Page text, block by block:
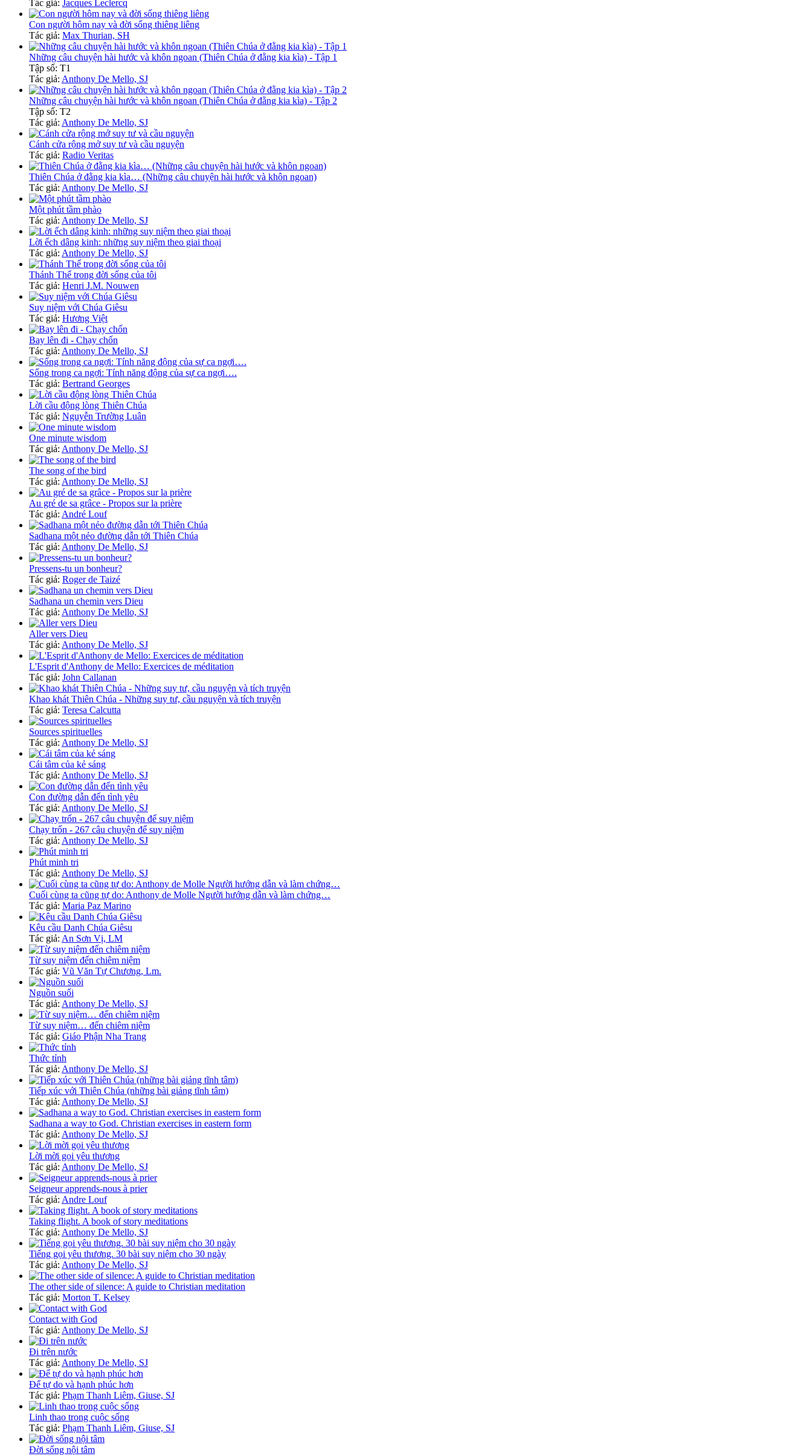
Tác giả: Jacques Leclercq
Con người hôm nay và đời sống thiêng liêng
Tác giả: Max Thurian, SH
Những câu chuyện hài hước và khôn ngoan (Thiên Chúa ở đằng kia kìa) - Tập 1
Tập số: T1
Tác giả: Anthony De Mello, SJ
Những câu chuyện hài hước và khôn ngoan (Thiên Chúa ở đằng kia kìa) - Tập 2
Tập số: T2
Tác giả: Anthony De Mello, SJ
Cánh cửa rộng mở suy tư và cầu nguyện
Tác giả: Radio Veritas
Thiên Chúa ở đằng kia kìa… (Những câu chuyện hài hước và khôn ngoan)
Tác giả: Anthony De Mello, SJ
Một phút tầm phào
Tác giả: Anthony De Mello, SJ
Lời ếch dâng kinh: những suy niệm theo giai thoại
Tác giả: Anthony De Mello, SJ
Thánh Thể trong đời sống của tôi
Tác giả: Henri J.M. Nouwen
Suy niệm với Chúa Giêsu
Tác giả: Hương Việt
Bay lên đi - Chạy chốn
Tác giả: Anthony De Mello, SJ
Sống trong ca ngợi: Tính năng động của sự ca ngợi….
Tác giả: Bertrand Georges
Lời cầu động lòng Thiên Chúa
Tác giả: Nguyễn Trường Luân
One minute wisdom
Tác giả: Anthony De Mello, SJ
The song of the bird
Tác giả: Anthony De Mello, SJ
Au gré de sa grâce - Propos sur la prière
Tác giả: André Louf
Sadhana một nẻo đường dẫn tới Thiên Chúa
Tác giả: Anthony De Mello, SJ
Pressens-tu un bonheur?
Tác giả: Roger de Taizé
Sadhana un chemin vers Dieu
Tác giả: Anthony De Mello, SJ
Aller vers Dieu
Tác giả: Anthony De Mello, SJ
L'Esprit d'Anthony de Mello: Exercices de méditation
Tác giả: John Callanan
Khao khát Thiên Chúa - Những suy tư, cầu nguyện và tích truyện
Tác giả: Teresa Calcutta
Sources spirituelles
Tác giả: Anthony De Mello, SJ
Cái tâm của kẻ sáng
Tác giả: Anthony De Mello, SJ
Con đường dẫn đến tình yêu
Tác giả: Anthony De Mello, SJ
Chạy trốn - 267 câu chuyện để suy niệm
Tác giả: Anthony De Mello, SJ
Phút minh tri
Tác giả: Anthony De Mello, SJ
Cuối cùng ta cũng tự do: Anthony de Molle Người hướng dẫn và làm chứng…
Tác giả: Maria Paz Marino
Kêu cầu Danh Chúa Giêsu
Tác giả: An Sơn Vị, LM
Từ suy niệm đến chiêm niệm
Tác giả: Vũ Văn Tự Chương, Lm.
Nguồn suối
Tác giả: Anthony De Mello, SJ
Từ suy niệm… đến chiêm niệm
Tác giả: Giáo Phận Nha Trang
Thức tỉnh
Tác giả: Anthony De Mello, SJ
Tiếp xúc với Thiên Chúa (những bài giảng tĩnh tâm)
Tác giả: Anthony De Mello, SJ
Sadhana a way to God. Christian exercises in eastern form
Tác giả: Anthony De Mello, SJ
Lời mời gọi yêu thương
Tác giả: Anthony De Mello, SJ
Seigneur apprends-nous à prier
Tác giả: Andre Louf
Taking flight. A book of story meditations
Tác giả: Anthony De Mello, SJ
Tiếng gọi yêu thương. 30 bài suy niệm cho 30 ngày
Tác giả: Anthony De Mello, SJ
The other side of silence: A guide to Christian meditation
Tác giả: Morton T. Kelsey
Contact with God
Tác giả: Anthony De Mello, SJ
Đi trên nước
Tác giả: Anthony De Mello, SJ
Để tự do và hạnh phúc hơn
Tác giả: Phạm Thanh Liêm, Giuse, SJ
Linh thao trong cuộc sống
Tác giả: Phạm Thanh Liêm, Giuse, SJ
Đời sống nội tâm